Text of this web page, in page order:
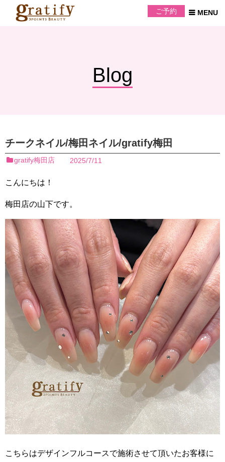
ご予約
Blog
チークネイル/梅田ネイル/gratify梅田
2025/7/11
gratify梅田店
こんにちは！
梅田店の山下です。
こちらはデザインフルコースで施術させて頂いたお客様に